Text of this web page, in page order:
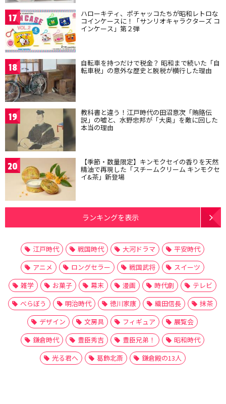
17 ハローキティ、ポチャッコたちが昭和レトロな
コインケースに！「サンリオキャラクターズ コ
インケース」第２弾
18 自転車を持つだけで税金？ 昭和まで続いた「自
転車税」の意外な歴史と脱税が横行した理由
19 教科書と違う！江戸時代の田沼意次「賄賂伝
説」の嘘と、水野忠邦が「大奥」を敵に回した
本当の理由
20 【季節・数量限定】キンモクセイの香りを天然
精油で再現した「スチームクリーム キンモクセ
イ&茶」新登場
ランキングを表示
江戸時代 戦国時代 大河ドラマ
平安時代
アニメ
ロングセラー 戦国武将
スイーツ
雑学
お菓子 幕末 漫画 時代劇
テレビ
べらぼう
明治時代 徳川家康 織田信長
抹茶
デザイン
文房具 フィギュア
展覧会
鎌倉時代
豊臣秀吉 豊臣兄弟！
昭和時代
光る君へ
葛飾北斎 鎌倉殿の13人